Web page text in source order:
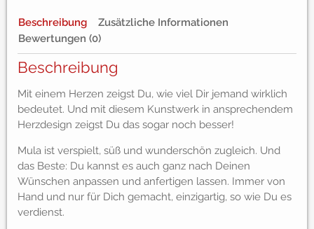
Beschreibung
Zusätzliche Informationen
Bewertungen (0)
Beschreibung
Mit einem Herzen zeigst Du, wie viel Dir jemand wirklich
bedeutet. Und mit diesem Kunstwerk in ansprechendem
Herzdesign zeigst Du das sogar noch besser!
Mula ist verspielt, süß und wunderschön zugleich. Und
das Beste: Du kannst es auch ganz nach Deinen
Wünschen anpassen und anfertigen lassen. Immer von
Hand und nur für Dich gemacht, einzigartig, so wie Du es
verdienst.